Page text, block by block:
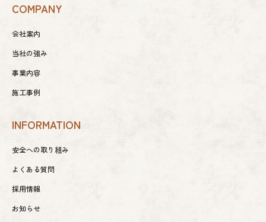
COMPANY
会社案内
当社の強み
事業内容
施工事例
INFORMATION
安全への取り組み
よくある質問
採用情報
お知らせ